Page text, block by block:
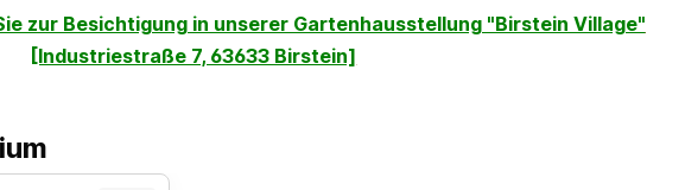
zur Besichtigung in unserer Gartenhausstellung "Birstein Village"
[Industriestraße 7, 63633 Birstein]